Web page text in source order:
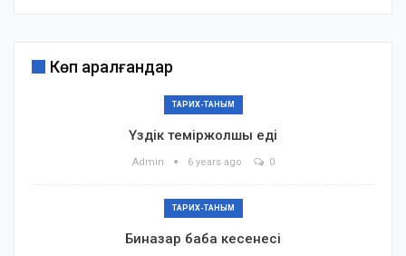
Көп қаралғандар
ТАРИХ-ТАНЫМ
Үздік теміржолшы еді
Admin 6 years ago 0
ТАРИХ-ТАНЫМ
Биназар баба кесенесі